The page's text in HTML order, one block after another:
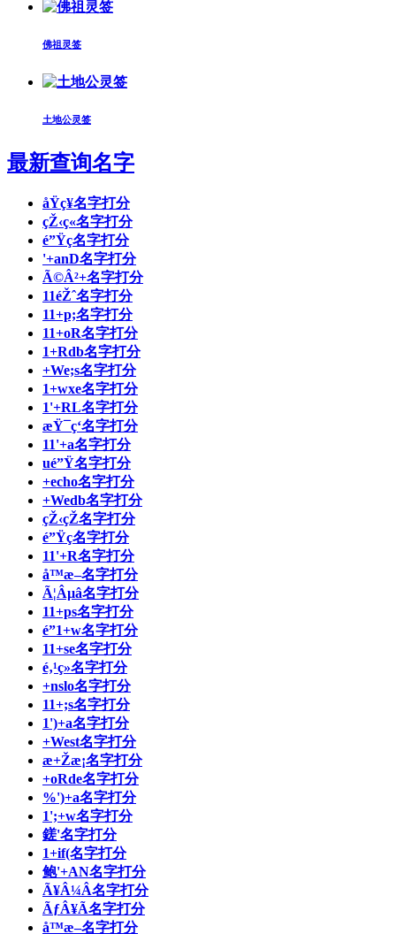
佛祖灵签
土地公灵签
最新查询名字
åŸç¥名字打分
çŽ‹ç«名字打分
é”Ÿç名字打分
'+anD名字打分
Ã©Â²+名字打分
11éŽˆ名字打分
11+p;名字打分
11+oR名字打分
1+Rdb名字打分
+We;s名字打分
1+wxe名字打分
1'+RL名字打分
æŸ¯ç‘名字打分
11'+a名字打分
ué”Ÿ名字打分
+echo名字打分
+Wedb名字打分
çŽ‹çŽ名字打分
é”Ÿç­名字打分
11'+R名字打分
å™æ–名字打分
Ã¦Âµâ名字打分
11+ps名字打分
é”1+w名字打分
11+se名字打分
é‚¹ç»名字打分
+nslo名字打分
11+;s名字打分
1')+a名字打分
+West名字打分
æ+Žæ¡名字打分
+oRde名字打分
%')+a名字打分
1';+w名字打分
鎈'名字打分
1+if(名字打分
鲍'+AN名字打分
Ã¥Â¼Â名字打分
ÃƒÂ¥Ã名字打分
å­™æ–名字打分